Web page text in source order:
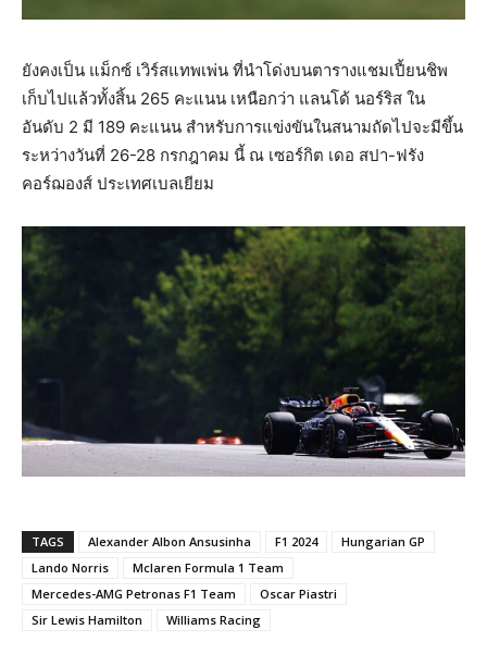
ยังคงเป็น แม็กซ์ เวิร์สแทพเพ่น ที่นำโด่งบนตารางแชมเปี้ยนชิพ
เก็บไปแล้วทั้งสิ้น 265 คะแนน เหนือกว่า แลนโด้ นอร์ริส ใน
อันดับ 2 มี 189 คะแนน สำหรับการแข่งขันในสนามถัดไปจะมีขึ้น
ระหว่างวันที่ 26-28 กรกฎาคม นี้ ณ เซอร์กิต เดอ สปา-ฟรัง
คอร์ฌองส์ ประเทศเบลเยียม
TAGS Alexander Albon Ansusinha F1 2024
Hungarian GP
Lando Norris
Mclaren Formula 1 Team
Mercedes-AMG Petronas F1 Team
Oscar Piastri
Sir Lewis Hamilton
Williams Racing